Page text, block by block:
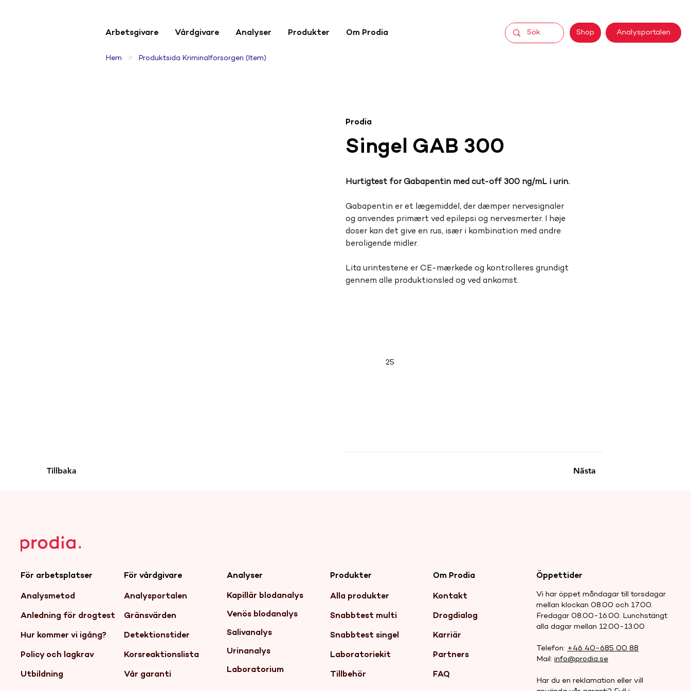
Hem > Produktsida Kriminalforsorgen (Item)
Arbetsgivare Vårdgivare Analyser Produkter Om Prodia Shop Analysportalen
Tillbaka
Singel GAB 300
Prodia
Hurtigtest for Gabapentin med cut-off 300 ng/mL i urin.
Gabapentin er et lægemiddel, der dæmper nervesignaler
og anvendes primært ved epilepsi og nervesmerter. I høje
doser kan det give en rus, især i kombination med andre
beroligende midler.
Lita urintestene er CE-mærkede og kontrolleres grundigt
gennem alle produktionsled og ved ankomst.
25
Nästa
För arbetsplatser
Analysmetod
Anledning för drogtest
Hur kommer vi igång?
Policy och lagkrav
Utbildning
För vårdgivare
Analysportalen
Gränsvärden
Detektionstider
Korsreaktionslista
Vår garanti
Om Prodia
Kontakt
Drogdialog
Karriär
Partners
FAQ
Produkter
Alla produkter
Snabbtest multi
Snabbtest singel
Laboratoriekit
Tillbehör
Öppettider
Vi har öppet måndagar till torsdagar
mellan klockan 08.00 och 17.00.
Fredagar 08.00-16.00. Lunchstängt
alla dagar mellan 12.00-13.00
Telefon: +46 40-685 00 88
Mail:info@prodia.se
Har du en reklamation eller vill
Analyser
Kapillär blodanalys
Venös blodanalys
Salivanalys
Urinanalys
Laboratorium